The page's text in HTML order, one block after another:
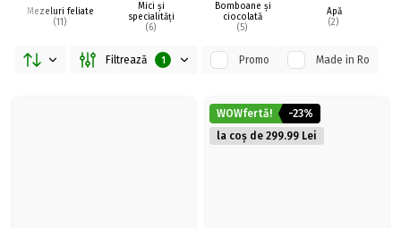
Mezeluri feliate
(11)
Mici și
specialități
(6)
Bomboane și
ciocolată
(5)
Apă
(2)
Filtrează 1 Promo Made in Ro
WOWfertă!
-23%
la coș de 299.99 Lei